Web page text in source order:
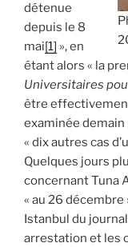
détenue
depuis le 8
mai[1] », en
étant alors « la
Universitaires
être
examinée
« dix autres cas
Quelques jours
concernant Tuna
« au 26 décembre
Istanbul du journal
arrestation et les